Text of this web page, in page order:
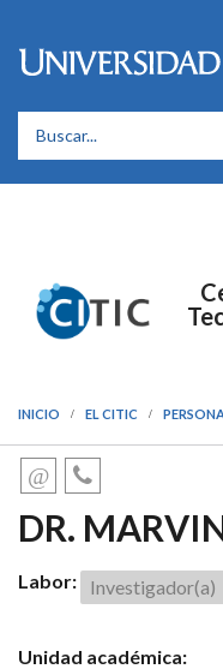
INICIO EL CITIC
DR.
Labor: Investigador(a)
Unidad académica: